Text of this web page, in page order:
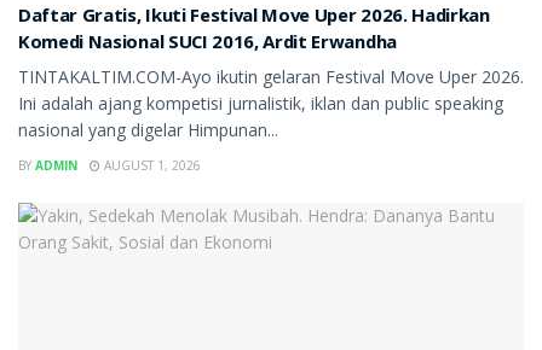
Daftar Gratis, Ikuti Festival Move Uper 2026. Hadirkan
Komedi Nasional SUCI 2016, Ardit Erwandha
TINTAKALTIM.COM-Ayo ikutin gelaran Festival Move Uper 2026.
Ini adalah ajang kompetisi jurnalistik, iklan dan public speaking
nasional yang digelar Himpunan...
BY ADMIN AUGUST 1, 2026